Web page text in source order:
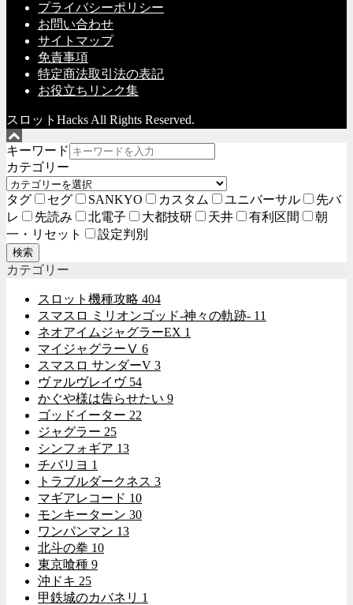
プライバシーポリシー
お問い合わせ
サイトマップ
免責事項
特定商法取引法の表記
お役立ちリンク集
スロットHacks All Rights Reserved.
キーワード
カテゴリー
タグ セグ SANKYO カスタム ユニバーサル
先バ
レ
先読み 北電子 大都技研 天井 有利区間
朝
一・リセット
設定判別
検索
カテゴリー
スロット機種攻略 404
スマスロ ミリオンゴッド-神々の軌跡- 11
ネオアイムジャグラーEX 1
マイジャグラーⅤ 6
スマスロ サンダーV 3
ヴァルヴレイヴ 54
かぐや様は告らせたい 9
ゴッドイーター 22
ジャグラー 25
シンフォギア 13
チバリヨ 1
トラブルダークネス 3
マギアレコード 10
モンキーターン 30
ワンパンマン 13
北斗の拳 10
東京喰種 9
沖ドキ 25
甲鉄城のカバネリ 1